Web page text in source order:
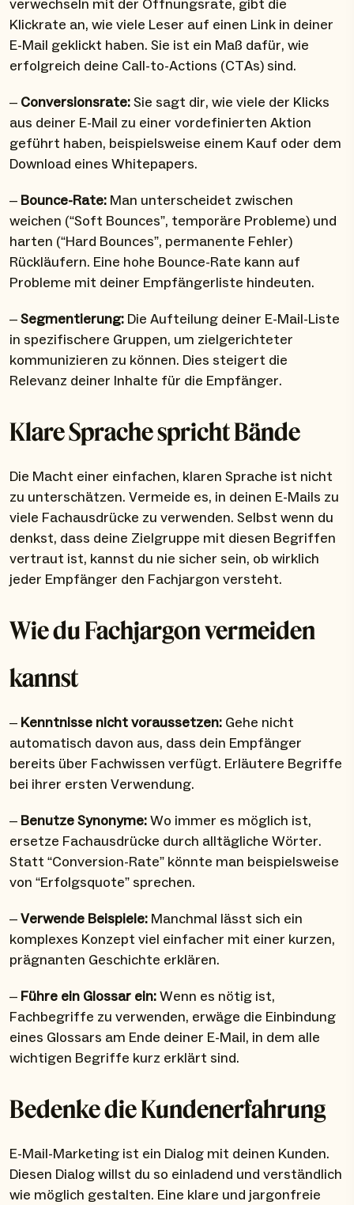
verwechseln mit der Öffnungsrate, gibt die
Klickrate an, wie viele Leser auf einen Link in deiner
E-Mail geklickt haben. Sie ist ein Maß dafür, wie
erfolgreich deine Call-to-Actions (CTAs) sind.
– Conversionsrate:Sie sagt dir, wie viele der Klicks
aus deiner E-Mail zu einer vordefinierten Aktion
geführt haben, beispielsweise einem Kauf oder dem
Download eines Whitepapers.
– Bounce-Rate: Man unterscheidet zwischen
weichen (“Soft Bounces”, temporäre Probleme) und
harten (“Hard Bounces”, permanente Fehler)
Rückläufern. Eine hohe Bounce-Rate kann auf
Probleme mit deiner Empfängerliste hindeuten.
–Segmentierung: Die Aufteilung deiner E-Mail-Liste
in spezifischere Gruppen, um zielgerichteter
kommunizieren zu können. Dies steigert die
Relevanz deiner Inhalte für die Empfänger.
Klare Sprache spricht Bände
Die Macht einer einfachen, klaren Sprache ist nicht
zu unterschätzen. Vermeide es, in deinen E-Mails zu
viele Fachausdrücke zu verwenden. Selbst wenn du
denkst, dass deine Zielgruppe mit diesen Begriffen
vertraut ist, kannst du nie sicher sein, ob wirklich
jeder Empfänger den Fachjargon versteht.
Wie du Fachjargon vermeiden
kannst
– Kenntnisse nicht voraussetzen: Gehe nicht
automatisch davon aus, dass dein Empfänger
bereits über Fachwissen verfügt. Erläutere Begriffe
bei ihrer ersten Verwendung.
– Benutze Synonyme:Wo immer es möglich ist,
ersetze Fachausdrücke durch alltägliche Wörter.
Statt “Conversion-Rate” könnte man beispielsweise
von “Erfolgsquote” sprechen.
–Verwende Beispiele: Manchmal lässt sich ein
komplexes Konzept viel einfacher mit einer kurzen,
prägnanten Geschichte erklären.
– Führe ein Glossar ein:Wenn es nötig ist,
Fachbegriffe zu verwenden, erwäge die Einbindung
eines Glossars am Ende deiner E-Mail, in dem alle
wichtigen Begriffe kurz erklärt sind.
Bedenke die Kundenerfahrung
E-Mail-Marketing ist ein Dialog mit deinen Kunden.
Diesen Dialog willst du so einladend und verständlich
wie möglich gestalten. Eine klare und jargonfreie